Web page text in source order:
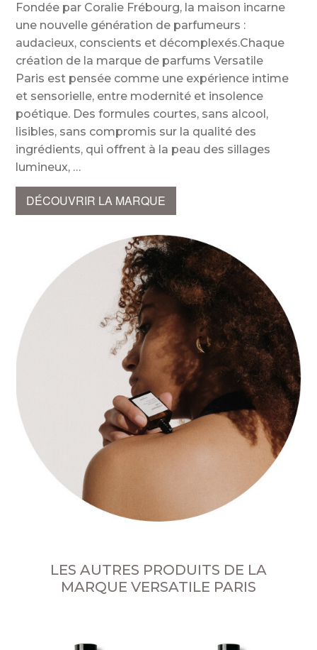
Fondée par Coralie Frébourg, la maison incarne
une nouvelle génération de parfumeurs :
audacieux, conscients et décomplexés.Chaque
création de la marque de parfums Versatile
Paris est pensée comme une expérience intime
et sensorielle, entre modernité et insolence
poétique. Des formules courtes, sans alcool,
lisibles, sans compromis sur la qualité des
ingrédients, qui offrent à la peau des sillages
lumineux,
DÉCOUVRIR LA MARQUE
LES AUTRES PRODUITS DE LA
MARQUE VERSATILE PARIS